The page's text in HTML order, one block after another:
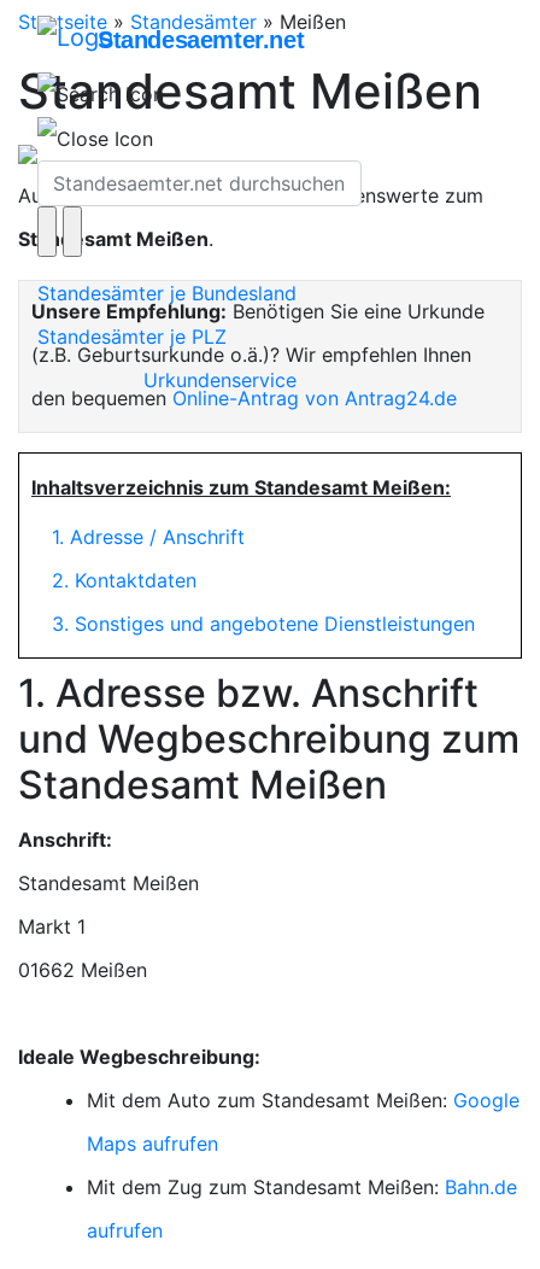
Standesaemter.net
Standesämter je Bundesland
Standesämter je PLZ
Urkundenservice
Startseite » Standesämter » Meißen
Standesamt Meißen
Auf dieser Seite finden Sie alles Wissenswerte zum
Standesamt Meißen.
Unsere Empfehlung: Benötigen Sie eine Urkunde
(z.B. Geburtsurkunde o.ä.)? Wir empfehlen Ihnen
den bequemen Online-Antrag von Antrag24.de
Inhaltsverzeichnis zum Standesamt Meißen:
1. Adresse / Anschrift
2. Kontaktdaten
3. Sonstiges und angebotene Dienstleistungen
1. Adresse bzw. Anschrift
und Wegbeschreibung zum
Standesamt Meißen
Anschrift:
Standesamt Meißen
01662 Meißen
Ideale Wegbeschreibung:
Mit dem Auto zum Standesamt Meißen: Google
Maps aufrufen
Mit dem Zug zum Standesamt Meißen: Bahn.de
aufrufen